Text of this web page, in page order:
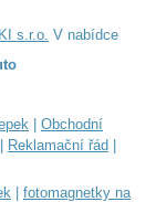
s.r.o. V nabídce
Obchodní
Reklamační řád
fotomagnetky na